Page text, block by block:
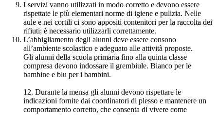
I servizi vanno utilizzati in modo corretto e devono essere
rispettate le più elementari norme di igiene e pulizia. Nelle
aule e nei cortili ci sono appositi contenitori per la raccolta dei
rifiuti; è necessario utilizzarli correttamente.
L’abbigliamento degli alunni deve essere consono
all’ambiente scolastico e adeguato alle attività proposte.
Gli alunni della scuola primaria fino alla quinta classe
compresa devono indossare il grembiule. Bianco per le
bambine e blu per i bambini.
12. Durante la mensa gli alunni devono rispettare le
indicazioni fornite dai coordinatori di plesso e mantenere un
comportamento corretto, che consenta di vivere come